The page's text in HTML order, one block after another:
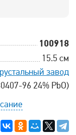
100918
15.5 см
завод
96 24% PbO)